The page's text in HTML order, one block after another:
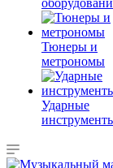
Тюнеры и
метрономы
Ударные